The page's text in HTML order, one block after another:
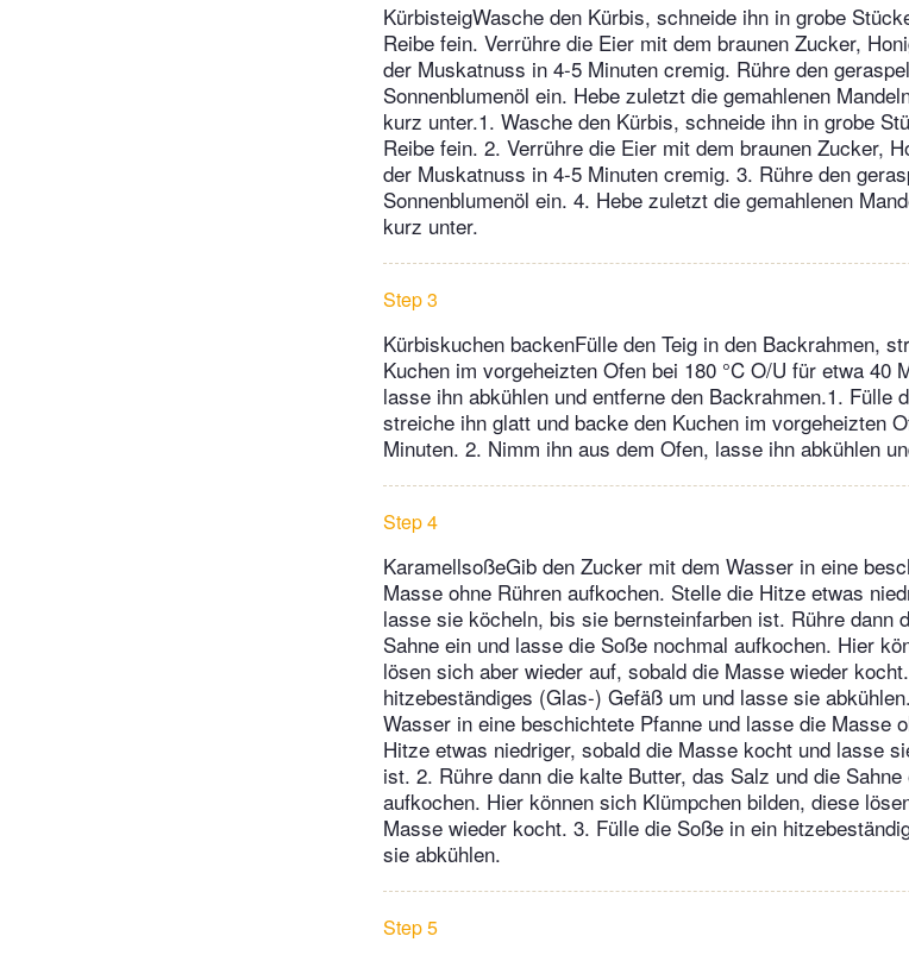
KürbisteigWasche den Kürbis, schneide ihn in grobe
Reibe fein. Verrühre die Eier mit dem braunen Zucker,
der Muskatnuss in 4-5 Minuten cremig. Rühre den
Sonnenblumenöl ein. Hebe zuletzt die gemahlenen
kurz unter.1. Wasche den Kürbis, schneide ihn in grobe
Reibe fein. 2. Verrühre die Eier mit dem braunen Zucker,
der Muskatnuss in 4-5 Minuten cremig. 3. Rühre den
Sonnenblumenöl ein. 4. Hebe zuletzt die gemahlenen
kurz unter.
Step 3
Kürbiskuchen backenFülle den Teig in den Backrahmen,
Kuchen im vorgeheizten Ofen bei 180 °C O/U für etwa 40
lasse ihn abkühlen und entferne den Backrahmen.1. Fülle
streiche ihn glatt und backe den Kuchen im vorgeheizten
Minuten. 2. Nimm ihn aus dem Ofen, lasse ihn abkühlen
Step 4
KaramellsoßeGib den Zucker mit dem Wasser in eine
Masse ohne Rühren aufkochen. Stelle die Hitze etwas
lasse sie köcheln, bis sie bernsteinfarben ist. Rühre dann
Sahne ein und lasse die Soße nochmal aufkochen. Hier
lösen sich aber wieder auf, sobald die Masse wieder
hitzebeständiges (Glas-) Gefäß um und lasse sie
Wasser in eine beschichtete Pfanne und lasse die Masse
Hitze etwas niedriger, sobald die Masse kocht und lasse
ist. 2. Rühre dann die kalte Butter, das Salz und die
aufkochen. Hier können sich Klümpchen bilden, diese
Masse wieder kocht. 3. Fülle die Soße in ein
sie abkühlen.
Step 5